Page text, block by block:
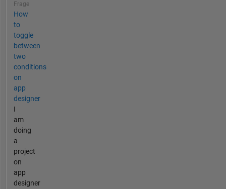
Frage
How
to
toggle
between
two
conditions
on
app
designer
I
am
doing
a
project
on
app
designer